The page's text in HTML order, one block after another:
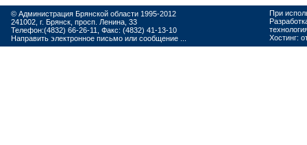
© Администрация Брянской области 1995-2012
241002, г. Брянск, просп. Ленина, 33
Телефон:(4832) 66-26-11, Факс: (4832) 41-13-10
Направить электронное письмо или сообщение ...
При
Хостинг: